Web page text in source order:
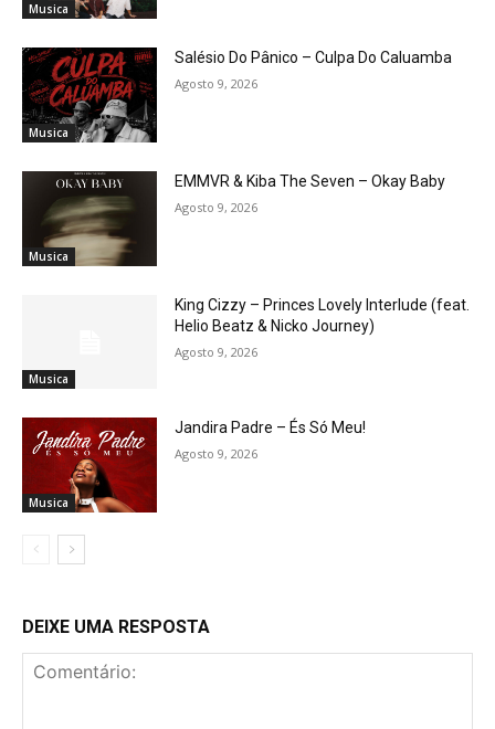
Musica
Musica
Salésio Do Pânico – Culpa Do Caluamba
Agosto 9, 2026
Musica
EMMVR & Kiba The Seven – Okay Baby
Agosto 9, 2026
Musica
King Cizzy – Princes Lovely Interlude (feat.
Helio Beatz & Nicko Journey)
Agosto 9, 2026
Musica
Jandira Padre – És Só Meu!
Agosto 9, 2026
DEIXE UMA RESPOSTA